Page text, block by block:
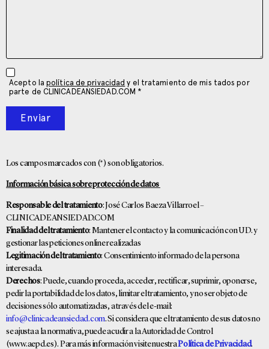
Acepto la política de privacidad y el tratamiento de mis tados por
parte de CLINICADEANSIEDAD.COM *
Enviar
Los campos marcados con (*) son obligatorios.
Información básica sobre protección de datos
Responsable del tratamiento: José Carlos Baeza Villarroel –
CLINICADEANSIEDAD.COM
Finalidad del tratamiento: Mantener el contacto y la comunicación con UD. y
gestionar las peticiones online realizadas
Legitimación del tratamiento: Consentimiento informado de la persona
interesada.
Derechos: Puede, cuando proceda, acceder, rectificar, suprimir, oponerse,
pedir la portabilidad de los datos, limitar el tratamiento, y no ser objeto de
decisiones sólo automatizadas, a través del e-mail:
info@clinicadeansiedad.com. Si considera que el tratamiento de sus datos no
se ajusta a la normativa, puede acudir a la Autoridad de Control
(www.aepd.es). Para más información visite nuestraPolítica de Privacidad.